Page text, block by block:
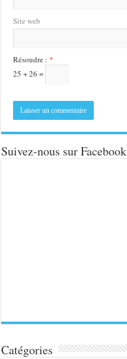
Site web
Résoudre : *
25 + 26 =
Suivez-nous sur Facebook
Catégories